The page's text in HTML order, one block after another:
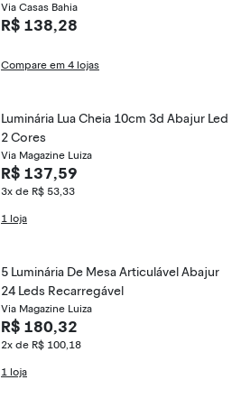
Via Casas Bahia
R$ 138,28
Compare em 4 lojas
Luminária Lua Cheia 10cm 3d Abajur Led
2 Cores
Via Magazine Luiza
R$ 137,59
3x de R$ 53,33
1 loja
5 Luminária De Mesa Articulável Abajur
24 Leds Recarregável
Via Magazine Luiza
R$ 180,32
2x de R$ 100,18
1 loja